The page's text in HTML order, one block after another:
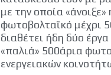
με την οποία
φωτοβολταϊκό μέχρι
διαθέτει ήδη δύο
«παλιά» 500άρια
ενεργειακών